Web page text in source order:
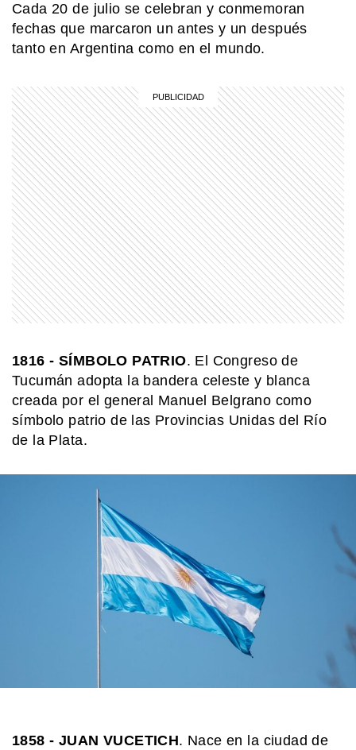
Cada 20 de julio se celebran y conmemoran
fechas que marcaron un antes y un después
tanto en Argentina como en el mundo.
1816 - SÍMBOLO PATRIO. El Congreso de
Tucumán adopta la bandera celeste y blanca
creada por el general Manuel Belgrano como
símbolo patrio de las Provincias Unidas del Río
de la Plata.
1858 - JUAN VUCETICH. Nace en la ciudad de
que solo se puede visitar por vía
terrestre si pasás por Bolivia
¡Soberanía en un clic! El argentino
que creó una app para sentir las
Malvinas más cerca
SABER MAS
¿Qué significa cuando los perros se
ponen panza arriba?
MI PAIS
¿Sabías que Manuel Belgrano era
descendiente de italianos?
atractiva?
MI PAIS
Quién fue Bernardo Houssay, una
figura clave de la ciencia argentina
MI PAIS
Achupallas: la estación ferroviaria de
Buenos Aires que aún guarda su
EL MUNDO